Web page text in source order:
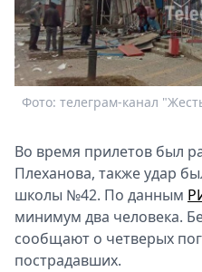
О
Metro
Стримы
Спецпроекты
Звезды
2026
Скачай
Metro
Фото: телеграм-канал
Во время прилетов был
Плеханова, также удар
школы №42. По данным
минимум два человека.
сообщают о четверых
пострадавших.